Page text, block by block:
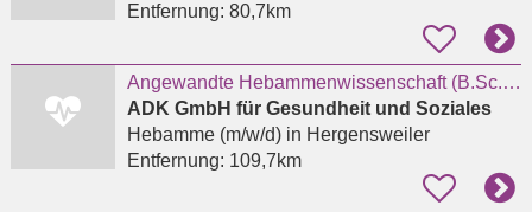
Entfernung: 80,7km
Angewandte Hebammenwissenschaft (B.Sc.) (w/m/d)
ADK GmbH für Gesundheit und Soziales
Hebamme (m/w/d)in Hergensweiler
Entfernung: 109,7km